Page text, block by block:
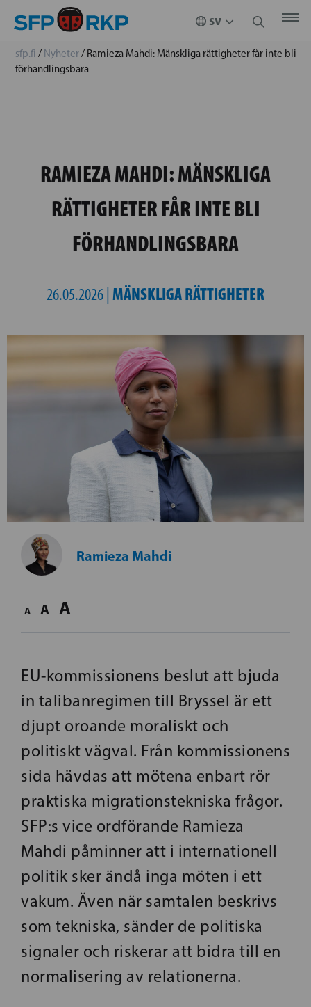
sfp.fi / Nyheter/ Ramieza Mahdi: Mänskliga rättigheter får inte bli
förhandlingsbara
RAMIEZA MAHDI: MÄNSKLIGA
RÄTTIGHETER FÅR INTE BLI
FÖRHANDLINGSBARA
26.05.2026 | MÄNSKLIGA RÄTTIGHETER
Ramieza Mahdi
A A A
EU-kommissionens beslut att bjuda
in talibanregimen till Bryssel är ett
djupt oroande moraliskt och
politiskt vägval. Från kommissionens
sida hävdas att mötena enbart rör
praktiska migrationstekniska frågor.
SFP:s vice ordförande Ramieza
Mahdi påminner att i internationell
politik sker ändå inga möten i ett
vakum. Även när samtalen beskrivs
som tekniska, sänder de politiska
signaler och riskerar att bidra till en
normalisering av relationerna.